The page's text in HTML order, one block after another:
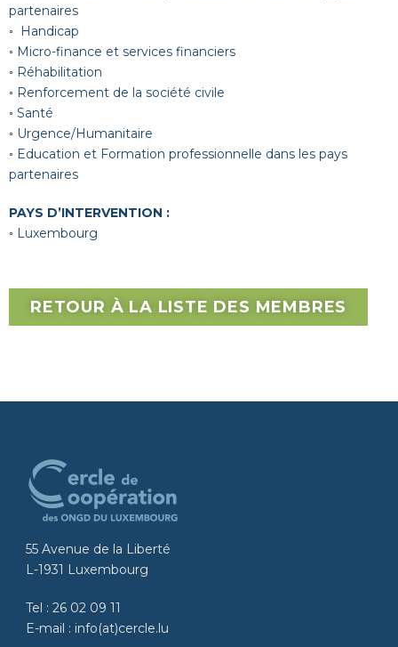
partenaires
◦ Handicap
◦ Micro-finance et services financiers
◦ Réhabilitation
◦ Renforcement de la société civile
◦ Santé
◦ Urgence/Humanitaire
◦ Education et Formation professionnelle dans les pays
partenaires
PAYS D’INTERVENTION :
◦ Luxembourg
RETOUR À LA LISTE DES MEMBRES
55 Avenue de la Liberté
L-1931 Luxembourg
Tel : 26 02 09 11
E-mail : info(at)cercle.lu